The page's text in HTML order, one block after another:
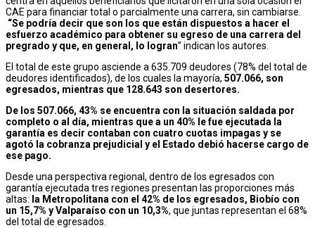
CAE para financiar total o parcialmente una carrera, sin cambiarse.
“Se podría decir que son los que están dispuestos a hacer el
esfuerzo académico para obtener su egreso de una carrera del
pregrado y que, en general, lo logran” indican los autores.
El total de este grupo asciende a 635.709 deudores (78% del total de
deudores identificados), de los cuales la mayoría, 507.066, son
egresados, mientras que 128.643 son desertores.
De los 507.066, 43% se encuentra con la situación saldada por
completo o al día, mientras que a un 40% le fue ejecutada la
garantía es decir contaban con cuatro cuotas impagas y se
agotó la cobranza prejudicial y el Estado debió hacerse cargo de
ese pago.
Desde una perspectiva regional, dentro de los egresados con
garantía ejecutada tres regiones presentan las proporciones más
altas: la Metropolitana con el 42% de los egresados, Biobío con
un 15,7% y Valparaíso con un 10,3%, que juntas representan el 68%
del total de egresados.